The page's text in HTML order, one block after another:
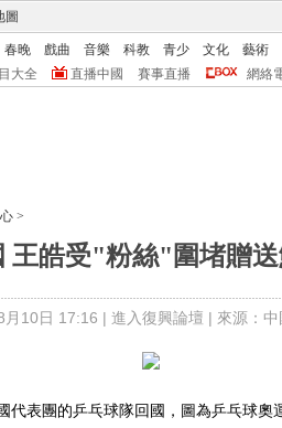
圖
春晚 戲曲 音樂 科教 青少 文化
藝術
大全 直播中國 賽事直播 網絡
>
王皓受"粉絲"圍堵贈
月10日 17:16 | 進入復興論壇 | 來源：
表團的乒乓球隊回國，圖為乒乓球奧